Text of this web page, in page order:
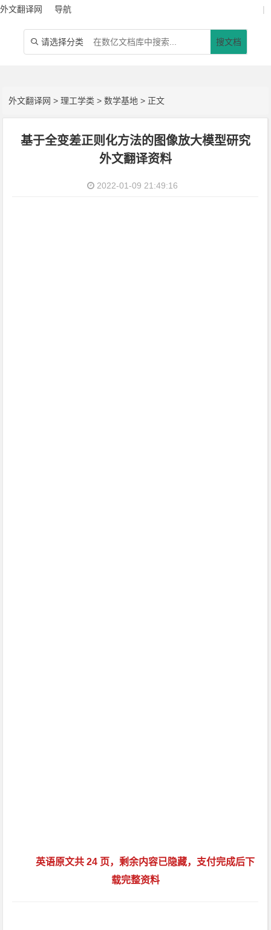
外文翻译网 导航 |
 请选择分类 搜文档
外文翻译网 >理工学类 >数学基地 > 正文
基于全变差正则化方法的图像放大模型研究
外文翻译资料
2022-01-09 21:49:16
英语原文共 24 页，剩余内容已隐藏，支付完成后下
载完整资料